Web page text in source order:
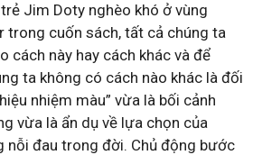
Jim Doty nghèo khó ở vùng
trong cuốn sách, tất cả chúng ta
cách này hay cách khác và để
ta không có cách nào khác là đối
nhiệm màu” vừa là bối cảnh
vừa là ẩn dụ về lựa chọn của
nỗi đau trong đời. Chủ động bước